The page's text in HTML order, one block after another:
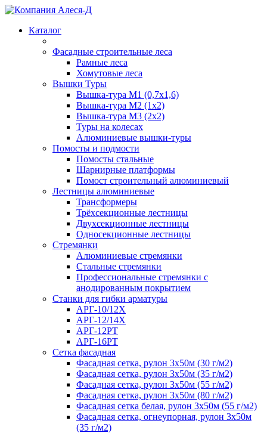
Каталог
Фасадные строительные леса
Рамные леса
Хомутовые леса
Вышки Туры
Вышка-тура М1 (0,7х1,6)
Вышка-тура М2 (1х2)
Вышка-тура М3 (2х2)
Туры на колесах
Алюминиевые вышки-туры
Помосты и подмости
Помосты стальные
Шарнирные платформы
Помост строительный алюминиевый
Лестницы алюминиевые
Трансформеры
Трёхсекционные лестницы
Двухсекционные лестницы
Односекционные лестницы
Стремянки
Алюминиевые стремянки
Стальные стремянки
Профессиональные стремянки с
анодированным покрытием
Cтанки для гибки арматуры
АРГ-10/12Х
АРГ-12/14Х
АРГ-12РТ
АРГ-16РТ
Сетка фасадная
Фасадная сетка, рулон 3х50м (30 г/м2)
Фасадная сетка, рулон 3х50м (35 г/м2)
Фасадная сетка, рулон 3х50м (55 г/м2)
Фасадная сетка, рулон 3х50м (80 г/м2)
Фасадная сетка белая, рулон 3х50м (55 г/м2)
Фасадная сетка, огнеупорная, рулон 3х50м
(35 г/м2)